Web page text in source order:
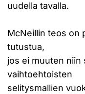
uudella tavalla.
McNeillin teos on
tutustua,
jos ei muuten niin
vaihtoehtoisten
selitysmallien